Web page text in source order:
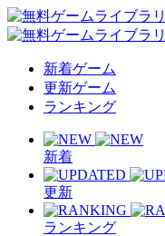
新着ゲーム
更新ゲーム
ランキング
新着
更新
ランキング